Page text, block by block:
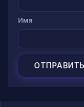
Имя